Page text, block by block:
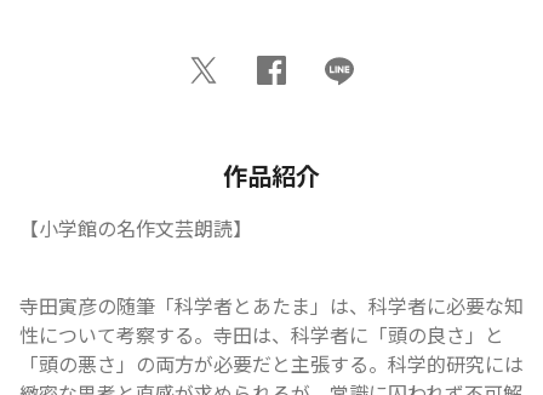
作品紹介
【小学館の名作文芸朗読】
寺田寅彦の随筆「科学者とあたま」は、科学者に必要な知
性について考察する。寺田は、科学者に「頭の良さ」と
「頭の悪さ」の両方が必要だと主張する。科学的研究には